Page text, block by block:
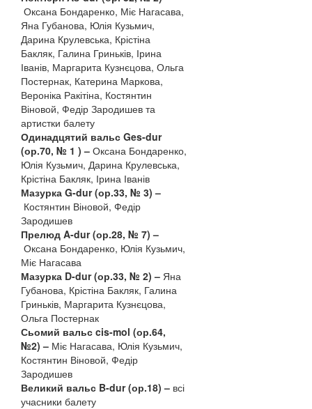
Оксана Бондаренко, Міє Нагасава,
Яна Губанова, Юлія Кузьмич,
Дарина Крулевська, Крістіна
Бакляк, Галина Гриньків, Ірина
Іванів, Маргарита Кузнєцова, Ольга
Постернак, Катерина Маркова,
Вероніка Ракітіна, Костянтин
Віновой, Федір Зародишев та
артистки балету
Одинадцятий вальс Ges-dur
(ор.70, № 1 ) – Оксана Бондаренко,
Юлія Кузьмич, Дарина Крулевська,
Крістіна Бакляк, Ірина Іванів
Мазурка G-dur (ор.33, № 3) –
Костянтин Віновой, Федір
Зародишев
Прелюд A-dur (ор.28, № 7) –
Оксана Бондаренко, Юлія Кузьмич,
Міє Нагасава
Мазурка D-dur (ор.33, № 2) – Яна
Губанова, Крістіна Бакляк, Галина
Гриньків, Маргарита Кузнєцова,
Ольга Постернак
Сьомий вальс cis-mol (ор.64,
№2) – Міє Нагасава, Юлія Кузьмич,
Костянтин Віновой, Федір
Зародишев
Великий вальс B-dur (ор.18) – всі
учасники балету